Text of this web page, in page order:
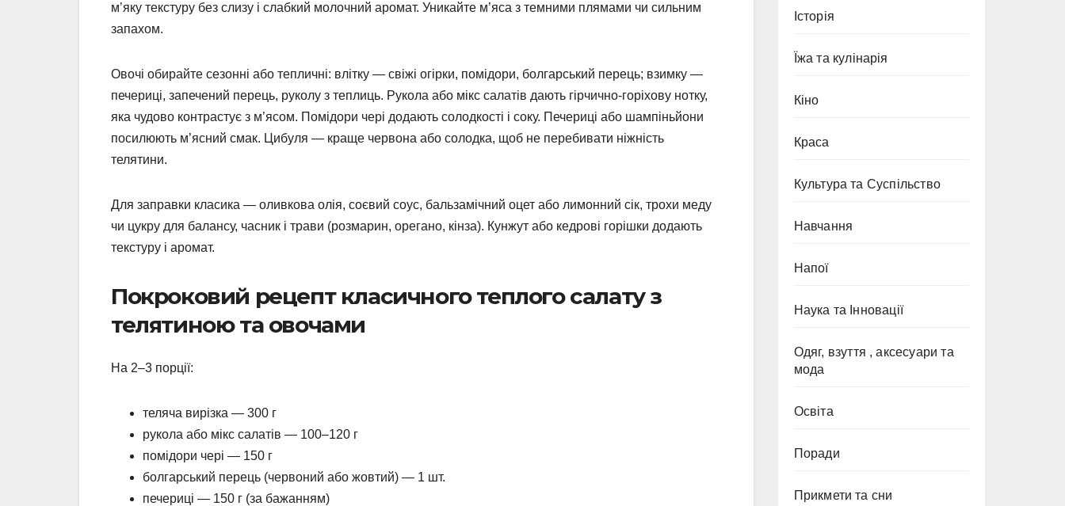
м’яку текстуру без слизу і слабкий молочний аромат. Уникайте м’яса з темними плямами чи сильним
запахом.
Овочі обирайте сезонні або тепличні: влітку — свіжі огірки, помідори, болгарський перець; взимку —
печериці, запечений перець, руколу з теплиць. Рукола або мікс салатів дають гірчично-горіхову нотку,
яка чудово контрастує з м’ясом. Помідори чері додають солодкості і соку. Печериці або шампіньйони
посилюють м’ясний смак. Цибуля — краще червона або солодка, щоб не перебивати ніжність
телятини.
Для заправки класика — оливкова олія, соєвий соус, бальзамічний оцет або лимонний сік, трохи меду
чи цукру для балансу, часник і трави (розмарин, орегано, кінза). Кунжут або кедрові горішки додають
текстуру і аромат.
Покроковий рецепт класичного теплого салату з
телятиною та овочами
На 2–3 порції:
теляча вирізка — 300 г
рукола або мікс салатів — 100–120 г
помідори чері — 150 г
болгарський перець (червоний або жовтий) — 1 шт.
печериці — 150 г (за бажанням)
Історія
Їжа та кулінарія
Кіно
Краса
Культура та Суспільство
Навчання
Напої
Наука та Інновації
Одяг, взуття , аксесуари та
мода
Освіта
Поради
Прикмети та сни